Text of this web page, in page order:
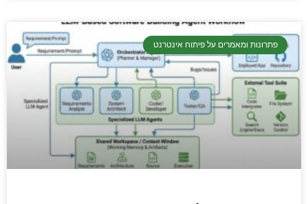
פתרונות ומאמרים על פיתוח אינטרנט